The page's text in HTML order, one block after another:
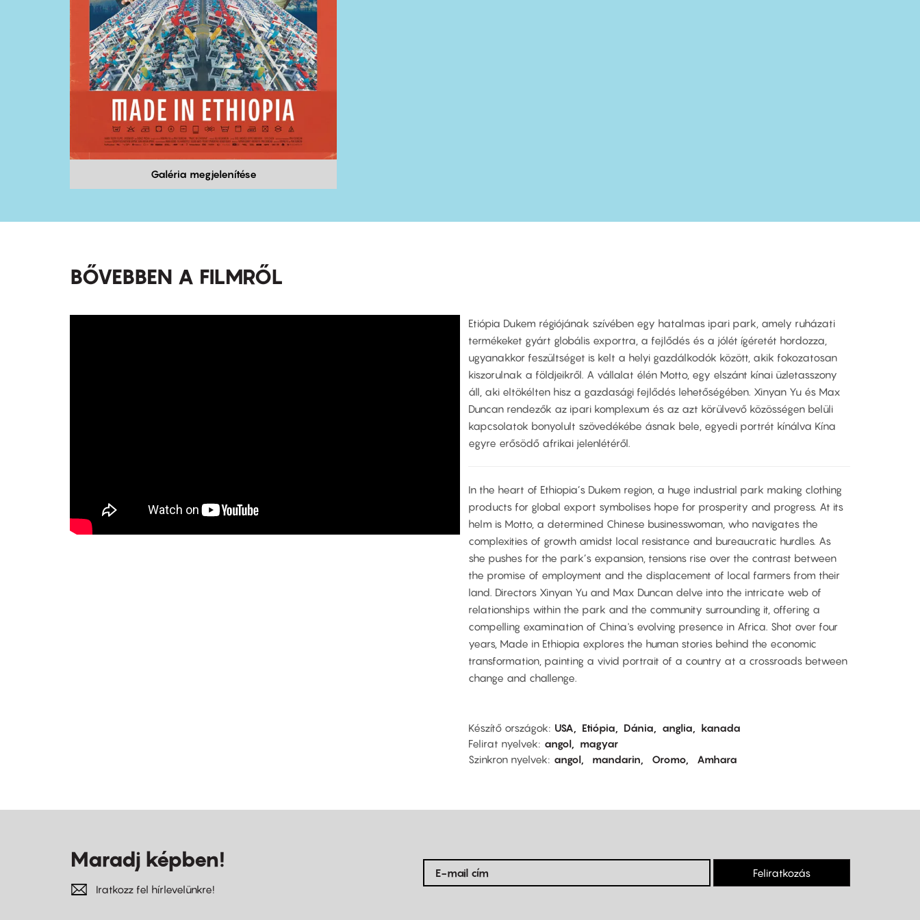
Galéria megjelenítése
BŐVEBBEN A FILMRŐL
Etiópia Dukem régiójának szívében egy hatalmas ipari park, amely ruházati
termékeket gyárt globális exportra, a fejlődés és a jólét ígéretét hordozza,
ugyanakkor feszültséget is kelt a helyi gazdálkodók között, akik fokozatosan
kiszorulnak a földjeikről. A vállalat élén Motto, egy elszánt kínai üzletasszony
áll, aki eltökélten hisz a gazdasági fejlődés lehetőségében. Xinyan Yu és Max
Duncan rendezők az ipari komplexum és az azt körülvevő közösségen belüli
kapcsolatok bonyolult szövedékébe ásnak bele, egyedi portrét kínálva Kína
egyre erősödő afrikai jelenlétéről.
In the heart of Ethiopia’s Dukem region, a huge industrial park making clothing
products for global export symbolises hope for prosperity and progress. At its
helm is Motto, a determined Chinese businesswoman, who navigates the
complexities of growth amidst local resistance and bureaucratic hurdles. As
she pushes for the park’s expansion, tensions rise over the contrast between
the promise of employment and the displacement of local farmers from their
land. Directors Xinyan Yu and Max Duncan delve into the intricate web of
relationships within the park and the community surrounding it, offering a
compelling examination of China's evolving presence in Africa. Shot over four
years, Made in Ethiopia explores the human stories behind the economic
transformation, painting a vivid portrait of a country at a crossroads between
change and challenge.
Készítő országok USA Etiópia Dánia anglia
kanada
Felirat nyelvek
angol
magyar
Szinkron nyelvek
angol mandarin Oromo Amhara
Maradj képben!
Iratkozz fel hírlevelünkre!
Feliratkozás